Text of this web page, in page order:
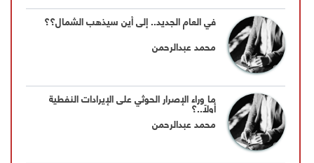
في العام الجديد.. إلى أين سيذهب الشمال؟؟
محمد عبدالرحمن
ما وراء الإصرار الحوثي على الإيرادات النفطية
أولاً..؟
محمد عبدالرحمن